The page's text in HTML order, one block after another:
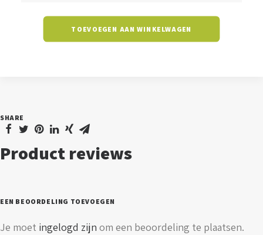
220V
TOEVOEGEN AAN WINKELWAGEN
SHARE
Product reviews
EEN BEOORDELING TOEVOEGEN
Je moet ingelogd zijn om een beoordeling te plaatsen.